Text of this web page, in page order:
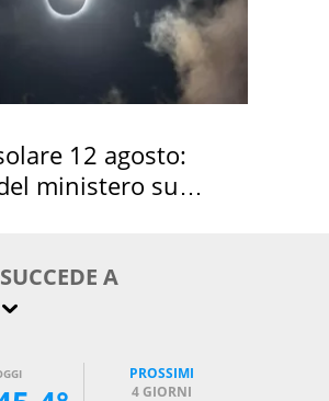
12 agosto:
ministero su